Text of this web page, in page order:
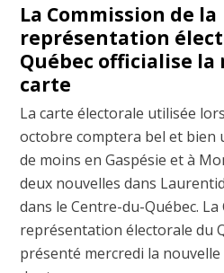
La Commission de la
représentation
Québec officialise la
carte
La carte électorale utilisée
octobre comptera bel et bien
de moins en Gaspésie et à
deux nouvelles dans
dans le Centre-du-Québec.
représentation électorale du
présenté mercredi la